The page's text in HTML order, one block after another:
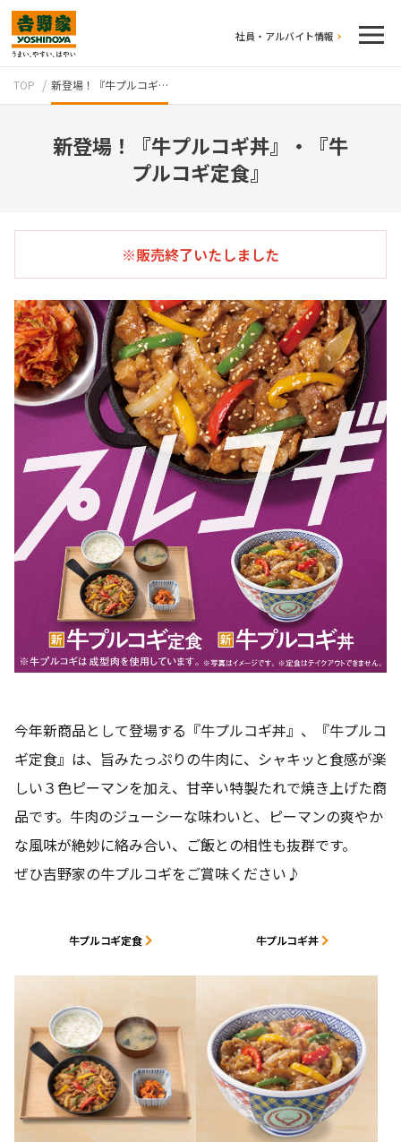
社員・アルバイト情報
テイクアウト
牛丼のこだわり 吉野家の歴史
TOP 新登場！『牛プルコギ…
新登場！『牛プルコギ丼』・『牛
プルコギ定食』
※販売終了いたしました
今年新商品として登場する『牛プルコギ丼』、『牛プルコ
ギ定食』は、旨みたっぷりの牛肉に、シャキッと食感が楽
しい３色ピーマンを加え、甘辛い特製たれで焼き上げた商
品です。牛肉のジューシーな味わいと、ピーマンの爽やか
な風味が絶妙に絡み合い、ご飯との相性も抜群です。
ぜひ吉野家の牛プルコギをご賞味ください♪
牛プルコギ定食 牛プルコギ丼